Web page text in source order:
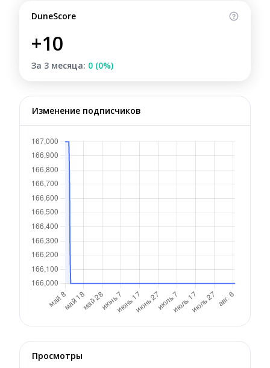
DuneScore
+10
За 3 месяца: 0 (0%)
Изменение подписчиков
Просмотры